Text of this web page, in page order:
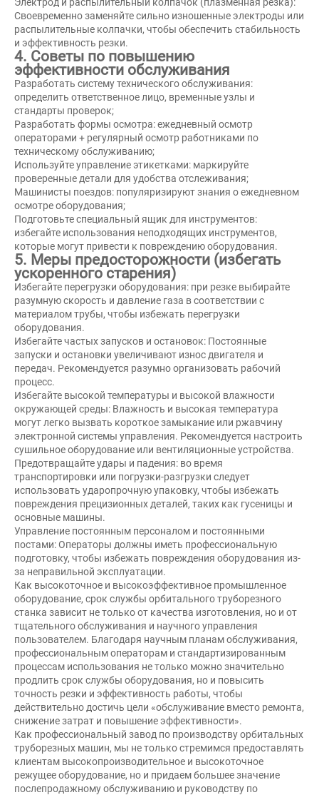
Своевременно заменяйте сильно изношенные электроды или
распылительные колпачки, чтобы обеспечить стабильность
и эффективность резки.
4. Советы по повышению
эффективности обслуживания
Разработать систему технического обслуживания:
определить ответственное лицо, временные узлы и
стандарты проверок;
Разработать формы осмотра: ежедневный осмотр
операторами + регулярный осмотр работниками по
техническому обслуживанию;
Используйте управление этикетками: маркируйте
проверенные детали для удобства отслеживания;
Машинисты поездов: популяризируют знания о ежедневном
осмотре оборудования;
Подготовьте специальный ящик для инструментов:
избегайте использования неподходящих инструментов,
которые могут привести к повреждению оборудования.
5. Меры предосторожности (избегать
ускоренного старения)
Избегайте перегрузки оборудования: при резке выбирайте
разумную скорость и давление газа в соответствии с
материалом трубы, чтобы избежать перегрузки
оборудования.
Избегайте частых запусков и остановок: Постоянные
запуски и остановки увеличивают износ двигателя и
передач. Рекомендуется разумно организовать рабочий
процесс.
Избегайте высокой температуры и высокой влажности
окружающей среды: Влажность и высокая температура
могут легко вызвать короткое замыкание или ржавчину
электронной системы управления. Рекомендуется настроить
сушильное оборудование или вентиляционные устройства.
Предотвращайте удары и падения: во время
транспортировки или погрузки-разгрузки следует
использовать ударопрочную упаковку, чтобы избежать
повреждения прецизионных деталей, таких как гусеницы и
основные машины.
Управление постоянным персоналом и постоянными
постами: Операторы должны иметь профессиональную
подготовку, чтобы избежать повреждения оборудования из-
за неправильной эксплуатации.
Как высокоточное и высокоэффективное промышленное
оборудование, срок службы орбитального труборезного
станка зависит не только от качества изготовления, но и от
тщательного обслуживания и научного управления
пользователем. Благодаря научным планам обслуживания,
профессиональным операторам и стандартизированным
процессам использования не только можно значительно
продлить срок службы оборудования, но и повысить
точность резки и эффективность работы, чтобы
действительно достичь цели «обслуживание вместо ремонта,
снижение затрат и повышение эффективности».
Как профессиональный завод по производству орбитальных
труборезных машин, мы не только стремимся предоставлять
клиентам высокопроизводительное и высокоточное
режущее оборудование, но и придаем большее значение
послепродажному обслуживанию и руководству по